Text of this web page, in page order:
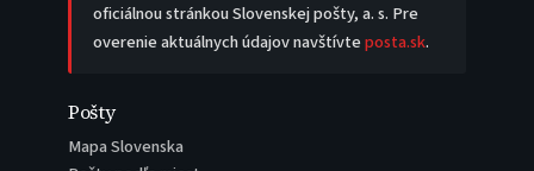
oficiálnou stránkou Slovenskej pošty, a. s. Pre
overenie aktuálnych údajov navštívteposta.sk.
Pošty
Mapa Slovenska